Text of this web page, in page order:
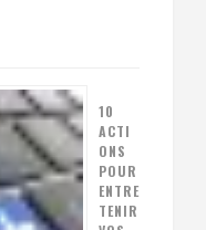
10
ACTI
ONS
POUR
ENTRE
TENIR